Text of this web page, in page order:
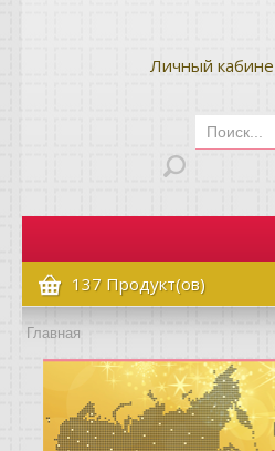
Личный
Главная
Как сделать заказ
Оплата и доставка
Контакты
137 Продукт(ов)
Главная